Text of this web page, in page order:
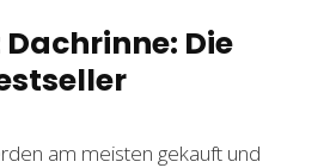
Die
am meisten gekauft und